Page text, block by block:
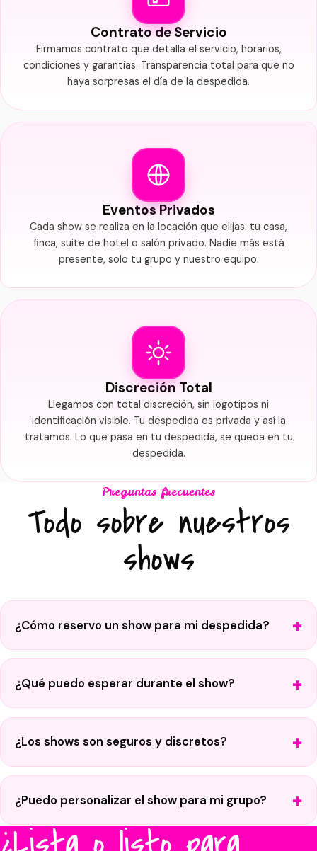
Contrato de Servicio
Firmamos contrato que detalla el servicio, horarios,
condiciones y garantías. Transparencia total para que no
haya sorpresas el día de la despedida.
Eventos Privados
Cada show se realiza en la locación que elijas: tu casa,
finca, suite de hotel o salón privado. Nadie más está
presente, solo tu grupo y nuestro equipo.
Discreción Total
Llegamos con total discreción, sin logotipos ni
identificación visible. Tu despedida es privada y así la
tratamos. Lo que pasa en tu despedida, se queda en tu
despedida.
Preguntas frecuentes
Todo sobre nuestros
shows
¿Cómo reservo un show para mi despedida?
¿Qué puedo esperar durante el show?
¿Los shows son seguros y discretos?
¿Puedo personalizar el show para mi grupo?